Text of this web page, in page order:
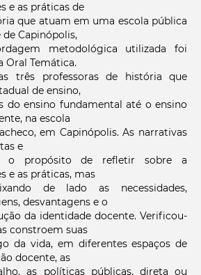
e as práticas de
que atuam em uma escola pública
de Capinópolis,
metodológica utilizada foi
Oral Temática.
três professoras de história que
de ensino,
do ensino fundamental até o ensino
na escola
em Capinópolis. As narrativas
e
o propósito de refletir sobre a
e as práticas, mas
de lado as necessidades,
desvantagens e o
da identidade docente. Verificou-
constroem suas
da vida, em diferentes espaços de
docente, as
as políticas públicas, direta ou